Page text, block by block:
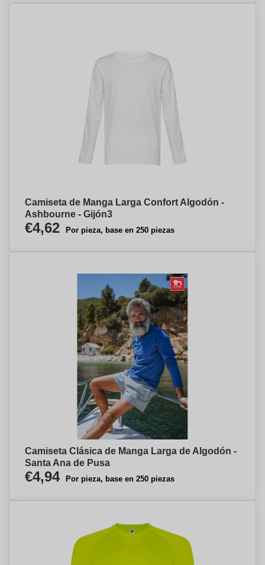
Camiseta de Manga Larga Confort Algodón -
Ashbourne - Gijón⁠3
€4,62 Por pieza, base en 250 piezas
Camiseta Clásica de Manga Larga de Algodón -
Santa Ana de Pusa
€4,94 Por pieza, base en 250 piezas